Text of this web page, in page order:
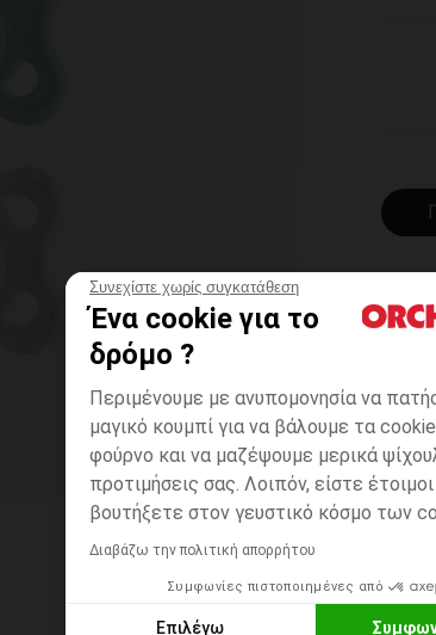
Συνεχίστε χωρίς συγκατάθεση
Ένα cookie για το
δρόμο ?
Περιμένουμε με ανυπομονησία να
μαγικό κουμπί για να βάλουμε τα
φούρνο και να μαζέψουμε μερικά
προτιμήσεις σας. Λοιπόν, είστε
βουτήξετε στον γευστικό κόσμο των
Διαβάζω την πολιτική απορρήτου
Συμφωνίες πιστοποιημένες από
Επιλέγω